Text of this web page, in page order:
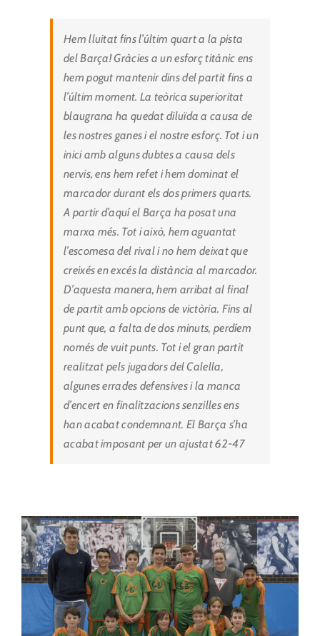
Hem lluitat fins l’últim quart a la pista
del Barça! Gràcies a un esforç titànic ens
hem pogut mantenir dins del partit fins a
l’últim moment. La teòrica superioritat
blaugrana ha quedat diluïda a causa de
les nostres ganes i el nostre esforç. Tot i un
inici amb alguns dubtes a causa dels
nervis, ens hem refet i hem dominat el
marcador durant els dos primers quarts.
A partir d’aquí el Barça ha posat una
marxa més. Tot i això, hem aguantat
l’escomesa del rival i no hem deixat que
creixés en excés la distància al marcador.
D’aquesta manera, hem arribat al final
de partit amb opcions de victòria. Fins al
punt que, a falta de dos minuts, perdíem
només de vuit punts. Tot i el gran partit
realitzat pels jugadors del Calella,
algunes errades defensives i la manca
d’encert en finalitzacions senzilles ens
han acabat condemnant. El Barça s’ha
acabat imposant per un ajustat 62-47